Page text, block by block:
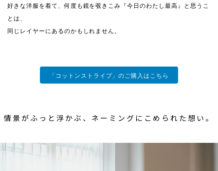
好きな洋服を着て、何度も鏡を覗きこみ『今日のわたし最高』と思うこ
とは、
同じレイヤーにあるのかもしれません。
「コットンストライプ」のご購入はこちら
情景がふっと浮かぶ、ネーミングにこめられた想い。